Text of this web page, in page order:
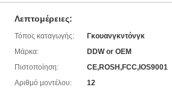
Λεπτομέρειες:
Τόπος καταγωγής:
Γκουανγκντόνγκ
Μάρκα:
DDW or OEM
Πιστοποίηση:
CE,ROSH,FCC,IOS9001
Αριθμό μοντέλου:
12